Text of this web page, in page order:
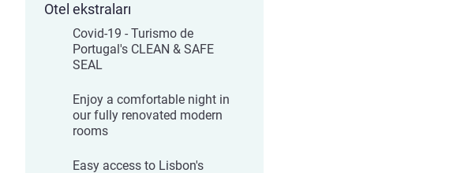
Otel ekstraları
Covid-19 - Turismo de
Portugal's CLEAN & SAFE
SEAL
Enjoy a comfortable night in
our fully renovated modern
rooms
Easy access to Lisbon's